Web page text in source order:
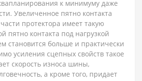
к минимуму даже
Увеличенное пятно контакта
протектора имеет такую
пятно контакта под нагрузкой
становится больше и практически
усиления сцепных свойств такое
скорость износа шины,
а кроме того, придает